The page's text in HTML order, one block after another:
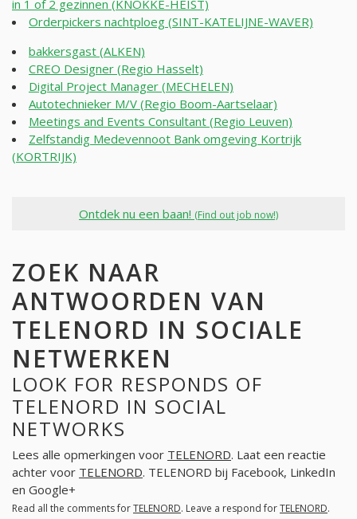
in 1 of 2 gezinnen (KNOKKE-HEIST)
Orderpickers nachtploeg (SINT-KATELIJNE-WAVER)
bakkersgast (ALKEN)
CREO Designer (Regio Hasselt)
Digital Project Manager (MECHELEN)
Autotechnieker M/V (Regio Boom-Aartselaar)
Meetings and Events Consultant (Regio Leuven)
Zelfstandig Medevennoot Bank omgeving Kortrijk
(KORTRIJK)
Ontdek nu een baan! (Find out job now!)
ZOEK NAAR
ANTWOORDEN VAN
TELENORD IN SOCIALE
NETWERKEN
LOOK FOR RESPONDS OF
TELENORD IN SOCIAL
NETWORKS
Lees alle opmerkingen voor TELENORD. Laat een reactie
achter voor TELENORD. TELENORD bij Facebook, LinkedIn
en Google+
Read all the comments forTELENORD. Leave a respond forTELENORD.